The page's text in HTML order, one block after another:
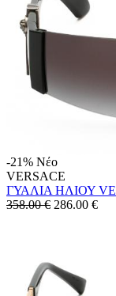
-21% Νέο
VERSACE
ΓΥΑΛΙΑ ΗΛΙΟΥ
358.00 € 286.00 €